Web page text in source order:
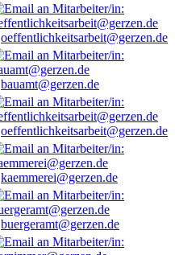
oeffentlichkeitsarbeit@gerzen.de
bauamt@gerzen.de
oeffentlichkeitsarbeit@gerzen.de
kaemmerei@gerzen.de
buergeramt@gerzen.de